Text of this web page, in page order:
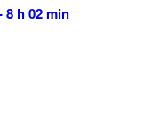
8 h 02 min